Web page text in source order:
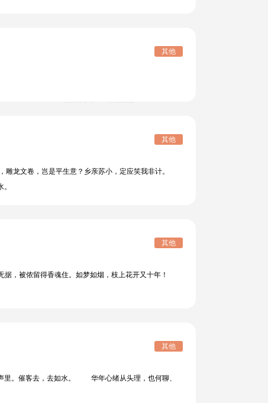
其他
其他
文卷，岂是平生意？乡亲苏小，定应笑我非计。
其他
被侬留得香魂住。如梦如烟，枝上花开又十年！
其他
里。催客去，去如水。 华年心绪从头理，也何聊、